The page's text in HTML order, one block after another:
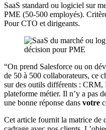
SaaS standard ou logiciel sur
PME (50-500 employés).
Pour CTO et dirigeants.
“On prend Salesforce ou on
de 50 à 500 collaborateurs, ce
sur des outils différents : CRM,
plateforme métier. Il n’y a pas
une bonne réponse dans votre
Cet article fournit la matrice de